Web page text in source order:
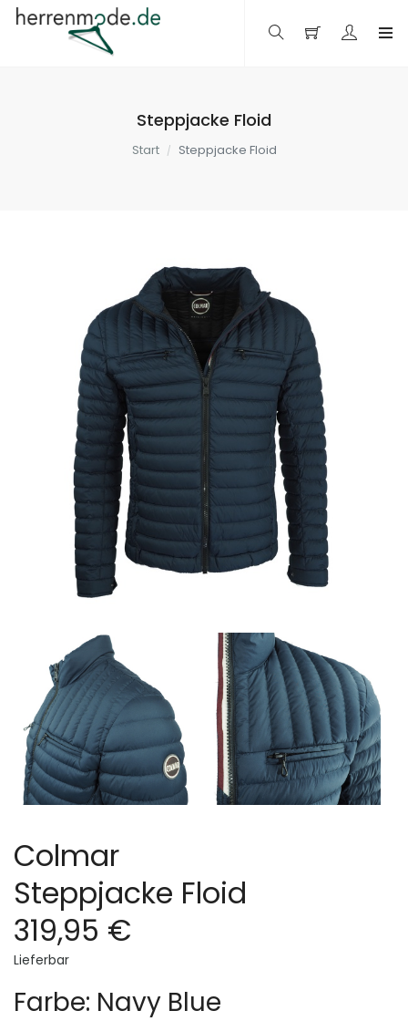
Steppjacke Floid
Start Steppjacke Floid
Colmar
Steppjacke Floid
319,95 €
Lieferbar
Farbe: Navy Blue